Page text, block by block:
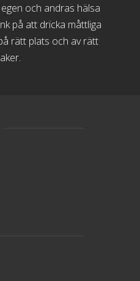
och andras hälsa
på att dricka måttliga
rätt plats och av rätt